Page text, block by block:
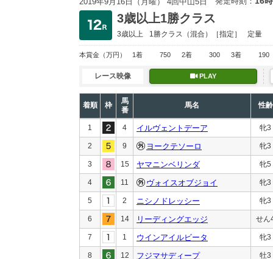
3歳以上1勝クラス
3歳以上 1勝クラス （混合）［指定］ 定量
本賞金 （万円） 1着 750 2着 300 3着 190
レース映像 PLAY
着順 枠
馬
番
馬名 性齢
1 4 イルヴェントデーア 牝3
2 9 ヨークテソーロ 牝3
3 15 ヤマニンベリンダ 牝5
4 11 ヴォイスオブジョイ 牝3
5 2 ニシノドレッシー 牝3
6 14 リーディングエッジ せん
7 1 ウインアイルビータ 牝3
8 12 フジマサディープ 牡3